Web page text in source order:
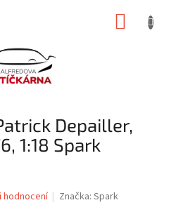
Depailler,
1:18 Spark
Značka:Spark